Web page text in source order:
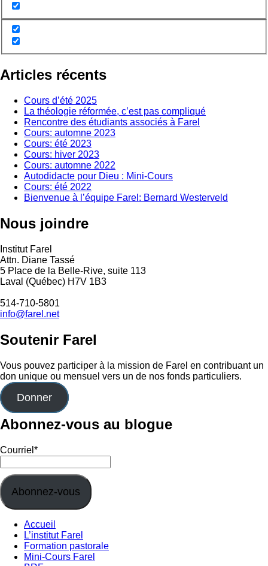
Articles récents
Cours d’été 2025
La théologie réformée, c’est pas compliqué
Rencontre des étudiants associés à Farel
Cours: automne 2023
Cours: été 2023
Cours: hiver 2023
Cours: automne 2022
Autodidacte pour Dieu : Mini-Cours
Cours: été 2022
Bienvenue à l’équipe Farel: Bernard Westerveld
Nous joindre
Institut Farel
Attn. Diane Tassé
5 Place de la Belle-Rive, suite 113
Laval (Québec) H7V 1B3
514-710-5801
info@farel.net
Soutenir Farel
Vous pouvez participer à la mission de Farel en contribuant un
don unique ou mensuel vers un de nos fonds particuliers.
Donner
Abonnez-vous au blogue
Courriel*
Footer
menu
Accueil
L’institut Farel
Formation pastorale
Mini-Cours Farel